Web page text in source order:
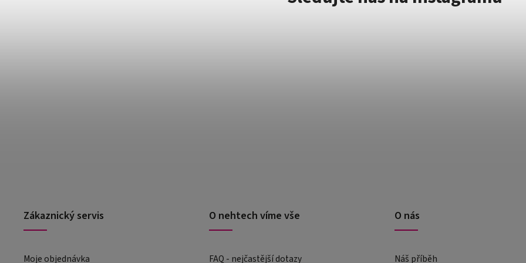
Zákaznický servis
Moje objednávka
O nehtech víme vše
FAQ - nejčastější dotazy
O nás
Náš příběh